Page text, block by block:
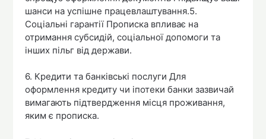
шанси на успішне працевлаштування.5.
Соціальні гарантії Прописка впливає на
отримання субсидій, соціальної допомоги та
інших пільг від держави.
6. Кредити та банківські послуги Для
оформлення кредиту чи іпотеки банки зазвичай
вимагають підтвердження місця проживання,
яким є прописка.